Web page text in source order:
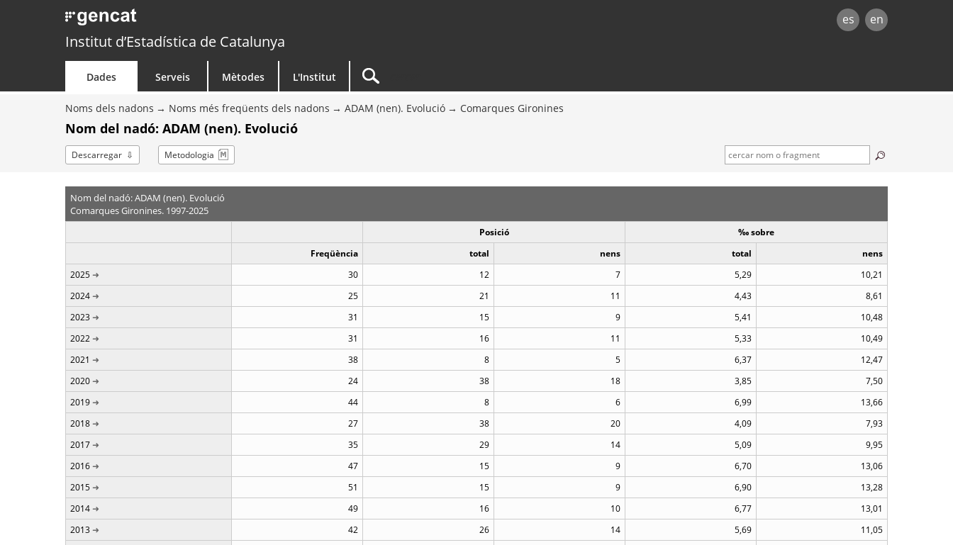
es en
Institut d’Estadística de Catalunya
Dades Serveis Mètodes L'Institut
Noms dels nadons Noms més freqüents dels nadons ADAM (nen). Evolució Comarques Gironines
Nom del nadó: ADAM (nen). Evolució
Descarregar Metodologia
Nom del nadó: ADAM (nen). Evolució
Comarques Gironines. 1997-2025
Posició
‰ sobre
Freqüència
total nens total
nens
2025
30 12 7 5,29
10,21
2024
25 21 11 4,43
8,61
2023
31 15 9 5,41
10,48
2022
31 16 11 5,33
10,49
2021
38 8 5 6,37
12,47
2020
24 38 18 3,85
7,50
2019
44 8 6 6,99
13,66
2018
27 38 20 4,09
7,93
2017
35 29 14 5,09
9,95
2016
47 15 9 6,70
13,06
2015
51 15 9 6,90
13,28
2014
49 16 10 6,77
13,01
2013
42 26 14 5,69
11,05